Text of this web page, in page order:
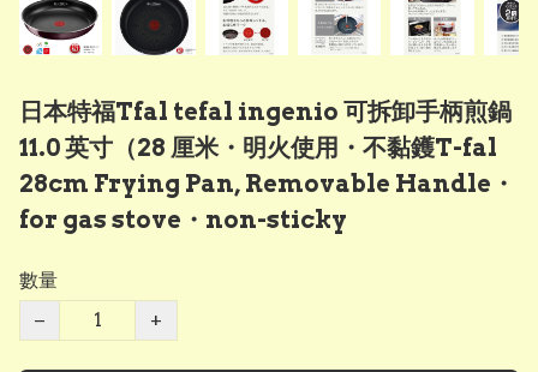
日本特福Tfal tefal ingenio 可拆卸手柄煎鍋
11.0 英寸（28 厘米・明火使用・不黏鑊T-fal
28cm Frying Pan, Removable Handle・
for gas stove・non-sticky
數量
−
+